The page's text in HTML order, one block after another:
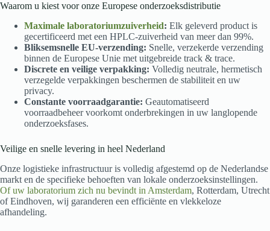
Waarom u kiest voor onze Europese onderzoeksdistributie
Maximale laboratoriumzuiverheid: Elk geleverd product is
gecertificeerd met een HPLC-zuiverheid van meer dan 99%.
Bliksemsnelle EU-verzending: Snelle, verzekerde verzending
binnen de Europese Unie met uitgebreide track & trace.
Discrete en veilige verpakking: Volledig neutrale, hermetisch
verzegelde verpakkingen beschermen de stabiliteit en uw
privacy.
Constante voorraadgarantie: Geautomatiseerd
voorraadbeheer voorkomt onderbrekingen in uw langlopende
onderzoeksfases.
Veilige en snelle levering in heel Nederland
Onze logistieke infrastructuur is volledig afgestemd op de Nederlandse
markt en de specifieke behoeften van lokale onderzoeksinstellingen.
Of uw laboratorium zich nu bevindt in Amsterdam, Rotterdam, Utrecht
of Eindhoven, wij garanderen een efficiënte en vlekkeloze
afhandeling.